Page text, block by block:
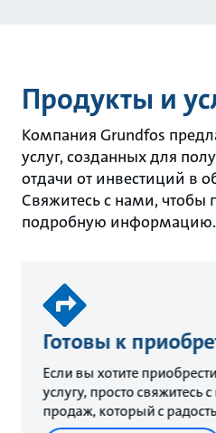
Продукты и
Компания Grundfos
услуг, созданных для
отдачи от инвестиций в
Свяжитесь с нами, чтобы
подробную информацию.
Готовы к
Если вы хотите
услугу, просто
продаж, который с